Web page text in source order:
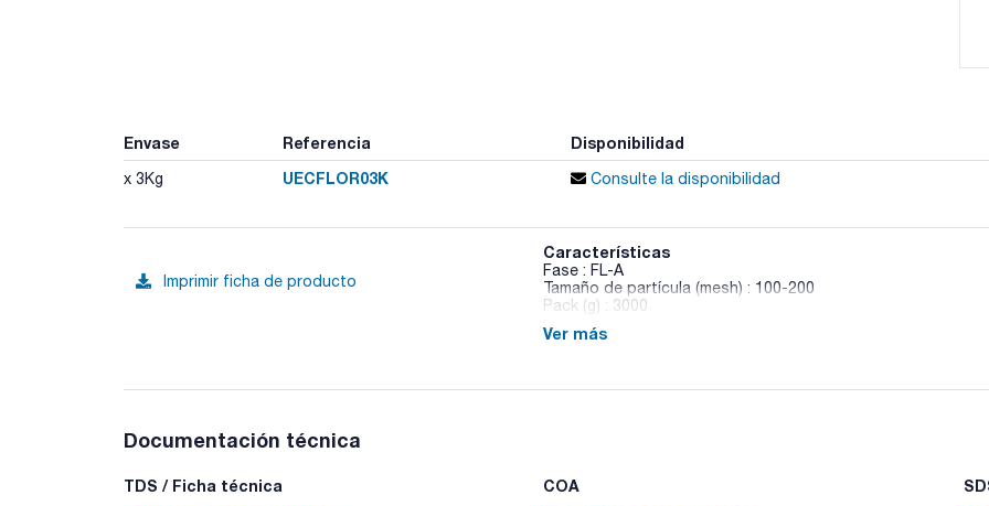
Envase Referencia Disponibilidad
x 3Kg UECFLOR03K Consulte la disponibilidad
Imprimir ficha de producto
Características
Fase : FL-A
Tamaño de partícula (mesh) : 100-200
Pack (g) : 3000
Las fases Enviro-Clean® están disponibles en bulk para
Ver más
Documentación técnica
TDS / Ficha técnica
COA